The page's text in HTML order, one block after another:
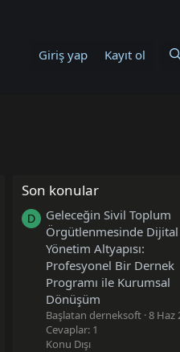
Giriş yap Kayıt ol
Son konular
D
Geleceğin Sivil Toplum
Örgütlenmesinde Dijital
Yönetim Altyapısı:
Profesyonel Bir Dernek
Programı ile Kurumsal
Dönüşüm
Başlatan derneksoft 8 Haz
Cevaplar: 1
Konu Dışı